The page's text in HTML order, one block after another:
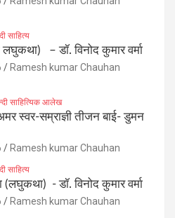
साहित्य
– डॉ. विनोद कुमार वर्मा
Ramesh kumar Chauhan
साहित्यिक आलेख
स्वर-सम्राज्ञी तीजन बाई- डुमन
Ramesh kumar Chauhan
साहित्य
(लघुकथा) ​- डॉ. विनोद कुमार वर्मा
Ramesh kumar Chauhan